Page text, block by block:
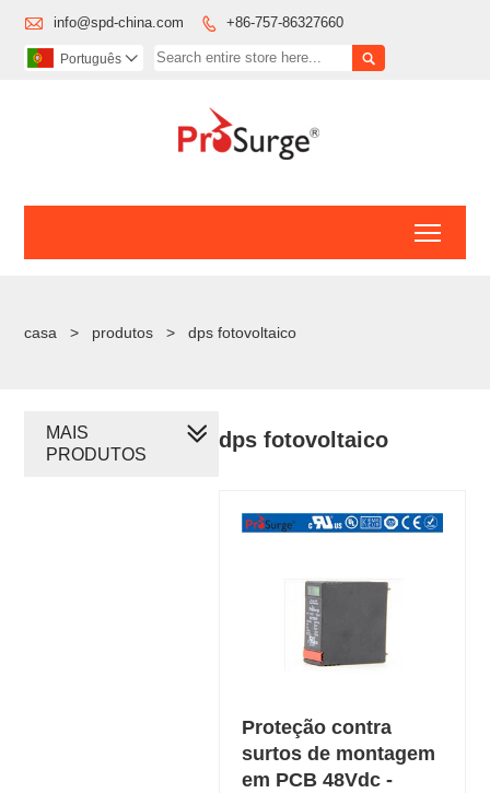
 info@spd-china.com  +86-757-86327660

Português 
casa > produtos > dps fotovoltaico
dps fotovoltaico
Proteção contra
surtos de montagem
em PCB 48Vdc -
MAIS
PRODUTOS